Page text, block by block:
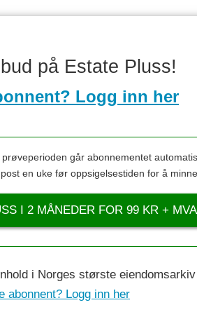
på Estate Pluss!
Logg inn her
går abonnementet
en uke før oppsigelsestiden for å
I 2 MÅNEDER FOR 99 KR + MVA
i Norges største
abonnent? Logg inn her